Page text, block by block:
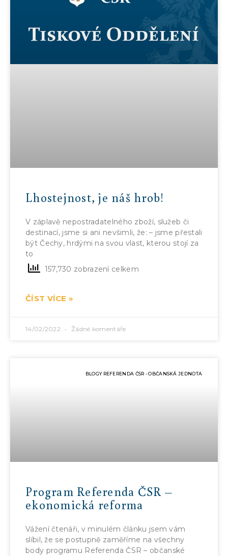
Lhostejnost, je náš hrob!
V záplavě nepostradatelného zboží, služeb či
destinací, jsme si ani nevšimli, že: – jsme přestali
být Čechy, hrdými na svou vlast, kterou stojí za
to
157,730 zobrazení celkem
ČÍST VÍCE »
14/02/2022 Žádné komentáře
BLOGY REFERENDA ČSR - OBČANSKÁ JEDNOTA
Program Referenda ČSR –
ekonomická reforma
Vážení čtenáři, v minulém článku jsem vám
slíbil, že se postupně zaměříme na všechny
body programu Referenda ČSR – občanské